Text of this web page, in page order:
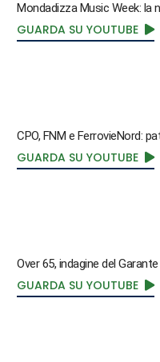
Mondadizza Music Week: la
GUARDA SU YOUTUBE
CPO, FNM e FerrovieNord:
GUARDA SU YOUTUBE
Over 65, indagine del
GUARDA SU YOUTUBE